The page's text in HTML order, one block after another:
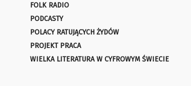
FOLK RADIO
PODCASTY
POLACY RATUJĄCYCH ŻYDÓW
PROJEKT PRACA
WIELKA LITERATURA W CYFROWYM ŚWIECIE